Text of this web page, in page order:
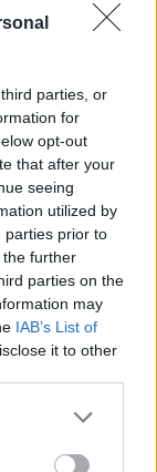
parties, or
for
opt-out
that after your
seeing
utilized by
parties prior to
further
parties on the
may
IAB’s List of
it to other
more Google
may click to
στη Marfin
δροσερές